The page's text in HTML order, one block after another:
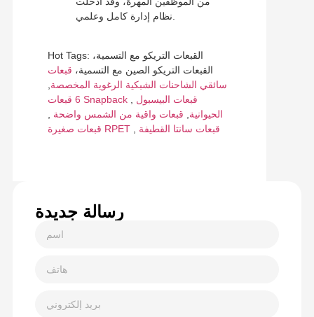
Hot Tags: القبعات التريكو مع التسمية،
القبعات التريكو الصين مع التسمية، قبعات
سائقي الشاحنات الشبكية الرغوية المخصصة
6 قبعات Snapback
قبعات البيسبول
الحيوانية
قبعات واقية من الشمس واضحة
قبعات صغيرة RPET
قبعات سانتا القطيفة
رسالة جديدة